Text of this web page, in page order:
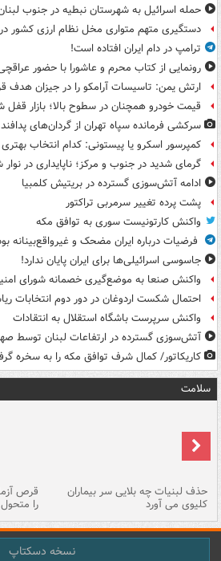
حمله اسرائیل به شهرستان نبطیه در جنوب
دستگیری متهم متواری مخل نظام ارزی کشور در
ترامپ در دام ایران افتاده است!
رونمایی از کتاب محرم و عاشورا با حضور
ارتش یمن: تاسیسات آرامکو را در جیزان هدف
قیمت خودرو همچنان در سطوح بالا؛ بازار قفل
سرکشی فرمانده سپاه تهران از گردان‌های پدافند
کمپرسور اسکرو یا پیستونی: کدام انتخاب
گرمای شدید در جنوب و مرکز؛ ناپایداری در
ادامه آتش‌سوزی گسترده در بریتیش کلمبیا
پشت پرده تغییر سرمربی تراکتور
واکنش کارتونیست سوری به توافق مکه
فرضیات درباره ایران مضحک و غیرواقع‌بینانه
جاسوسی اسرائیلی‌ها برای ایران پایان ندارد!
واکنش صنعا به موضع‌گیری خصمانه شورای
احتمال شکست اردوغان در دور دوم انتخابات
واکنش سرپرست باشگاه استقلال به انتقادات
آتش‌سوزی گسترده در ارتفاعات لبنان توسط
کاریکاتور/ کمال شرف توافق مکه را به سخره
سلامت
حذف لبنیات چه بلایی سر بیماران
کلیوی می آورد را
نسخه دسکتاپ